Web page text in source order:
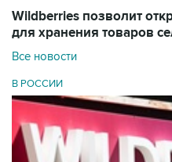
Wildberries позволит
для хранения товаров
Все новости
В РОССИИ